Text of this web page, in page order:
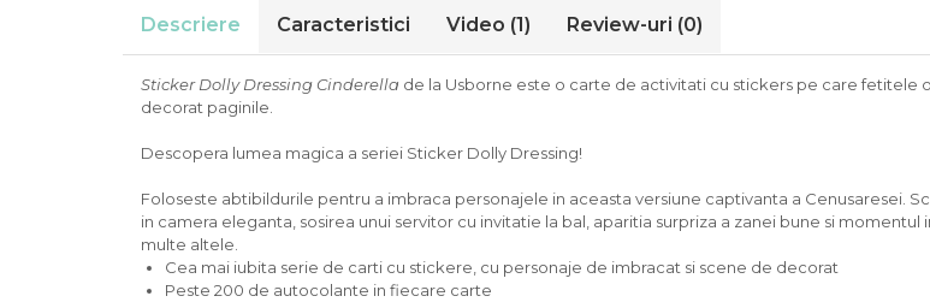
Descriere Caracteristici Video (1) Review-uri (0)
Sticker Dolly Dressing Cinderella de la Usborne este o carte de activitati cu stickers pe care fetitele
decorat paginile.
Descopera lumea magica a seriei Sticker Dolly Dressing!
Foloseste abtibildurile pentru a imbraca personajele in aceasta versiune captivanta a Cenusaresei.
in camera eleganta, sosirea unui servitor cu invitatie la bal, aparitia surpriza a zanei bune si
multe altele.
Cea mai iubita serie de carti cu stickere, cu personaje de imbracat si scene de decorat
Peste 200 de autocolante in fiecare carte